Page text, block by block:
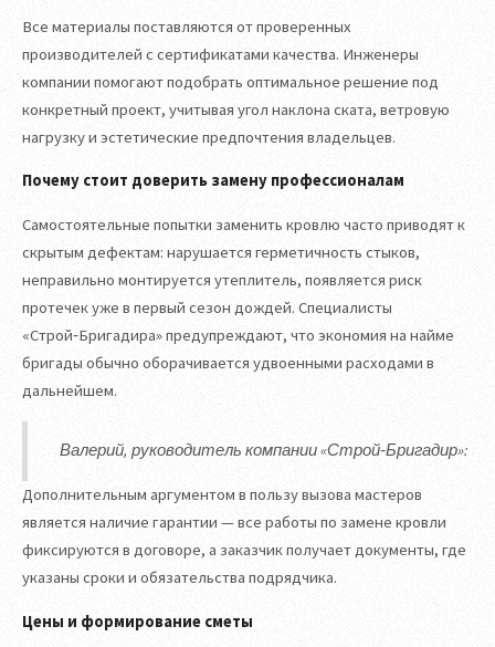
Все материалы поставляются от проверенных
производителей с сертификатами качества. Инженеры
компании помогают подобрать оптимальное решение под
конкретный проект, учитывая угол наклона ската, ветровую
нагрузку и эстетические предпочтения владельцев.
Почему стоит доверить замену профессионалам
Самостоятельные попытки заменить кровлю часто приводят к
скрытым дефектам: нарушается герметичность стыков,
неправильно монтируется утеплитель, появляется риск
протечек уже в первый сезон дождей. Специалисты
«Строй‑Бригадира» предупреждают, что экономия на найме
бригады обычно оборачивается удвоенными расходами в
дальнейшем.
Валерий, руководитель компании «Строй‑Бригадир»:
Дополнительным аргументом в пользу вызова мастеров
является наличие гарантии — все работы по замене кровли
фиксируются в договоре, а заказчик получает документы, где
указаны сроки и обязательства подрядчика.
Цены и формирование сметы